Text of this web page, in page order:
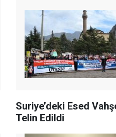
Suriye’deki Esed
Telin Edildi